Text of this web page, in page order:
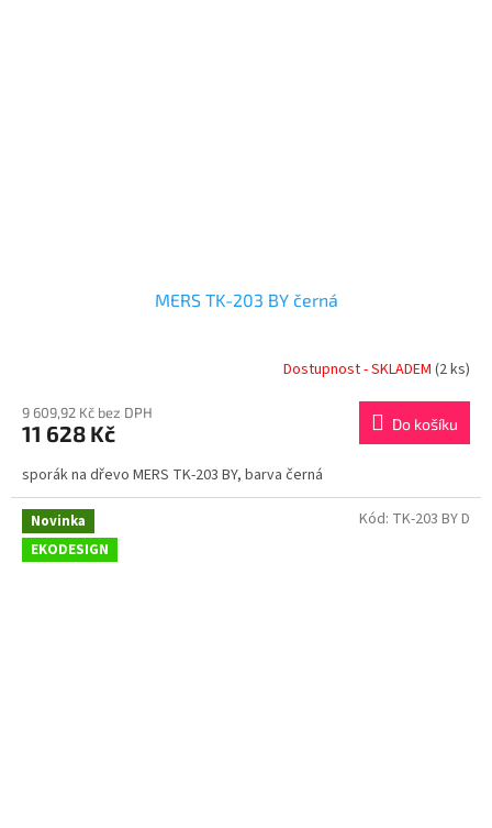
MERS TK-203 BY černá
Dostupnost - SKLADEM (2 ks)
9 609,92 Kč bez DPH
11 628 Kč Do košíku
sporák na dřevo MERS TK-203 BY, barva černá
Novinka
EKODESIGN
Kód: TK-203 BY D